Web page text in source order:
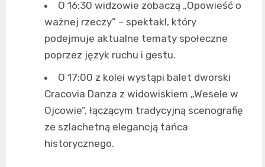
O 16:30 widzowie zobaczą „Opowieść o
ważnej rzeczy” – spektakl, który
podejmuje aktualne tematy społeczne
poprzez język ruchu i gestu.
O 17:00 z kolei wystąpi balet dworski
Cracovia Danza z widowiskiem „Wesele w
Ojcowie”, łączącym tradycyjną scenografię
ze szlachetną elegancją tańca
historycznego.